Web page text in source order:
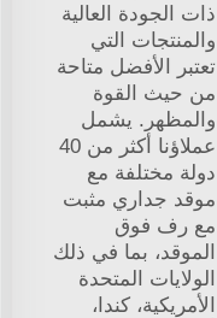
ذات الجودة العالية
والمنتجات التي
تعتبر الأفضل متاحة
من حيث القوة
والمظهر. يشمل
عملاؤنا أكثر من 40
دولة مختلفة مع
موقد جداري مثبت
مع رف فوق
الموقد، بما في ذلك
الولايات المتحدة
الأمريكية، كندا،